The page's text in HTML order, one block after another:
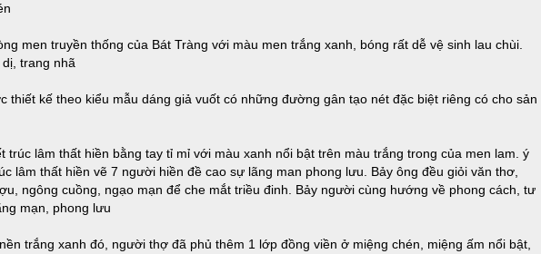
men truyền thống của Bát Tràng với màu men trắng xanh, bóng rất dễ vệ sinh lau chùi.
trang nhã
thiết kế theo kiểu mẫu dáng giả vuốt có những đường gân tạo nét đặc biệt riêng có cho sản
trúc lâm thất hiền bằng tay tỉ mỉ với màu xanh nổi bật trên màu trắng trong của men lam. ý
lâm thất hiền vẽ 7 người hiền đề cao sự lãng man phong lưu. Bảy ông đều giỏi văn thơ,
ngông cuồng, ngạo mạn để che mắt triều đinh. Bảy người cùng hướng về phong cách, tư
mạn, phong lưu
trắng xanh đó, người thợ đã phủ thêm 1 lớp đồng viền ở miệng chén, miệng ấm nổi bật,